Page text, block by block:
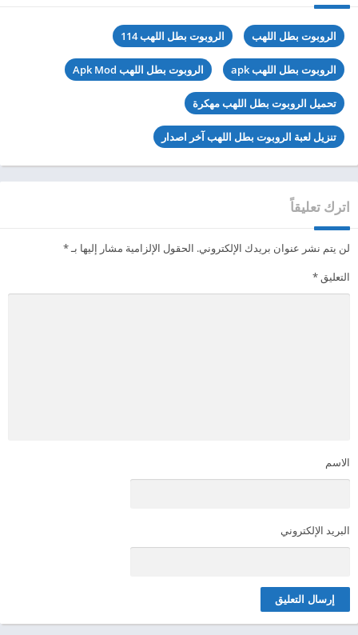
الروبوت بطل اللهب الروبوت بطل اللهب 114
الروبوت بطل اللهب apk الروبوت بطل اللهب Apk Mod
تحميل الروبوت بطل اللهب مهكرة
تنزيل لعبة الروبوت بطل اللهب آخر اصدار
اترك تعليقاً
لن يتم نشر عنوان بريدك الإلكتروني. الحقول الإلزامية مشار إليها بـ*
التعليق*
الاسم
البريد الإلكتروني